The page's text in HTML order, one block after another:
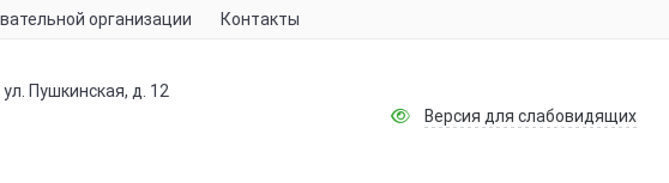
организации Контакты
Пушкинская, д. 12
Версия для слабовидящих